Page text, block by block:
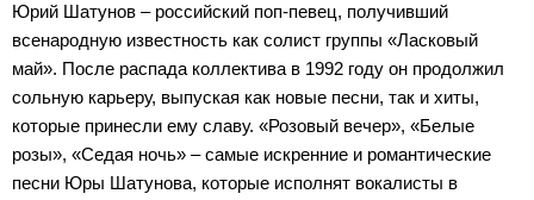
Юрий Шатунов – российский поп-певец, получивший
всенародную известность как солист группы «Ласковый
май». После распада коллектива в 1992 году он продолжил
сольную карьеру, выпуская как новые песни, так и хиты,
которые принесли ему славу. «Розовый вечер», «Белые
розы», «Седая ночь» – самые искренние и романтические
песни Юры Шатунова, которые исполнят вокалисты в